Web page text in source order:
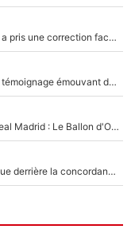
Sans Ousmane Dembélé et Désiré Doué, le PSG a pris une correction face à Majorque : Luis Enrique attend avec impatience des renforts !
F1 : « Je lui ai fait un câlin, puis j’ai dû partir...», le témoignage émouvant de Max Verstappen sur sa fille
Coup de théâtre en Espagne, Rodri va trahir le Real Madrid : Le Ballon d'Or a choisi de signer au FC Barcelone !
Mercato Analyse : Vincius Jr-Diomandé, la logique derrière la concordance des temps